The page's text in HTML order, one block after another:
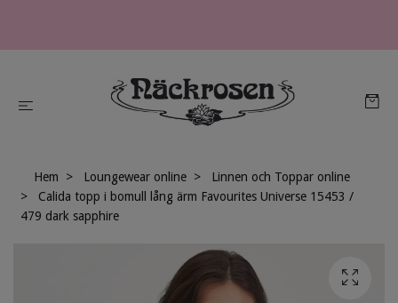
Hem Loungewear online
Linnen och Toppar online
Calida topp i bomull lång ärm Favourites Universe 15453 /
479 dark sapphire